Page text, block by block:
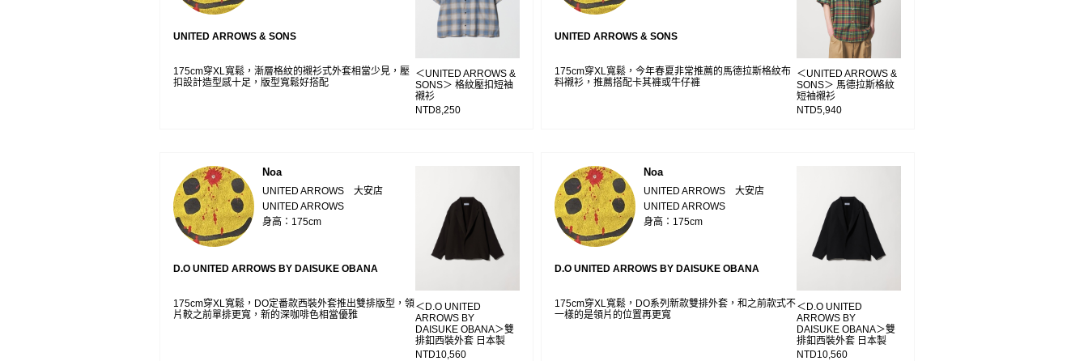
UNITED ARROWS & SONS
175cm穿XL寬鬆，漸層格紋的襯衫式外套相當少見，壓
扣設計造型感十足，版型寬鬆好搭配
＜UNITED ARROWS &
SONS＞ 格紋壓扣短袖
襯衫
NTD8,250
UNITED ARROWS & SONS
175cm穿XL寬鬆，今年春夏非常推薦的馬德拉斯格紋布
料襯衫，推薦搭配卡其褲或牛仔褲
＜UNITED ARROWS &
SONS＞ 馬德拉斯格紋
短袖襯衫
NTD5,940
Noa
UNITED ARROWS 大安店
UNITED ARROWS
身高：175cm
D.O UNITED ARROWS BY DAISUKE OBANA
175cm穿XL寬鬆，DO定番款西裝外套推出雙排版型，領
片較之前單排更寬，新的深咖啡色相當優雅
＜D.O UNITED
ARROWS BY
DAISUKE OBANA＞雙
排釦西裝外套 日本製
NTD10,560
Noa
UNITED ARROWS 大安店
UNITED ARROWS
身高：175cm
D.O UNITED ARROWS BY DAISUKE OBANA
175cm穿XL寬鬆，DO系列新款雙排外套，和之前款式不
一樣的是領片的位置再更寬
＜D.O UNITED
ARROWS BY
DAISUKE OBANA＞雙
排釦西裝外套 日本製
NTD10,560